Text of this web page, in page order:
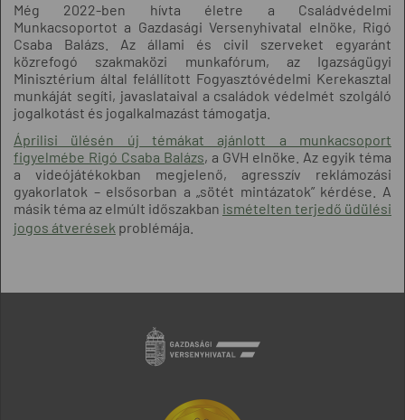
Még 2022-ben hívta életre a Családvédelmi
Munkacsoportot a Gazdasági Versenyhivatal elnöke, Rigó
Csaba Balázs. Az állami és civil szerveket egyaránt
közrefogó szakmaközi munkafórum, az Igazságügyi
Minisztérium által felállított Fogyasztóvédelmi Kerekasztal
munkáját segíti, javaslataival a családok védelmét szolgáló
jogalkotást és jogalkalmazást támogatja.
Áprilisi ülésén új témákat ajánlott a munkacsoport
figyelmébe Rigó Csaba Balázs, a GVH elnöke. Az egyik téma
a videójátékokban megjelenő, agresszív reklámozási
gyakorlatok – elsősorban a „sötét mintázatok” kérdése. A
másik téma az elmúlt időszakban ismételten terjedő üdülési
jogos átverések problémája.